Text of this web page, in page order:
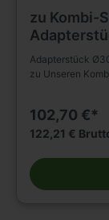
zu Kombi-
Adapterstück
zu Unseren
102,70 €*
122,21 €